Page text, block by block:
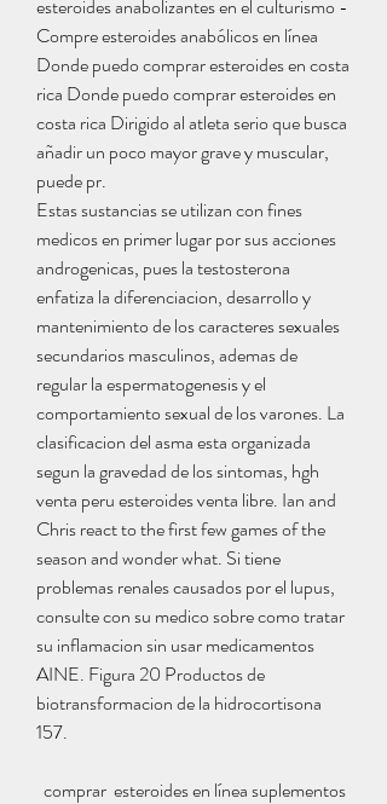
esteroides anabolizantes en el culturismo -
Compre esteroides anabólicos en línea
Donde puedo comprar esteroides en costa
rica Donde puedo comprar esteroides en
costa rica Dirigido al atleta serio que busca
añadir un poco mayor grave y muscular,
puede pr.
Estas sustancias se utilizan con fines
medicos en primer lugar por sus acciones
androgenicas, pues la testosterona
enfatiza la diferenciacion, desarrollo y
mantenimiento de los caracteres sexuales
secundarios masculinos, ademas de
regular la espermatogenesis y el
comportamiento sexual de los varones. La
clasificacion del asma esta organizada
segun la gravedad de los sintomas, hgh
venta peru esteroides venta libre. Ian and
Chris react to the first few games of the
season and wonder what. Si tiene
problemas renales causados por el lupus,
consulte con su medico sobre como tratar
su inflamacion sin usar medicamentos
AINE. Figura 20 Productos de
biotransformacion de la hidrocortisona
157.